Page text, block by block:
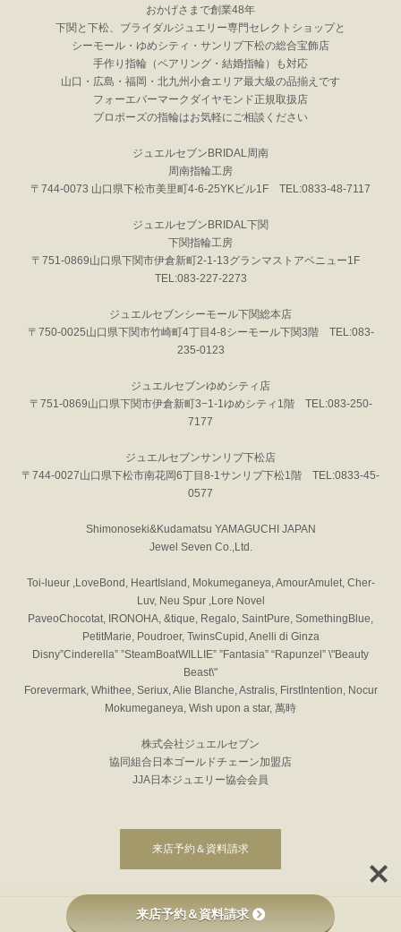
おかげさまで創業48年
下関と下松、ブライダルジュエリー専門セレクトショップと
シーモール・ゆめシティ・サンリブ下松の総合宝飾店
手作り指輪（ペアリング・結婚指輪）も対応
山口・広島・福岡・北九州小倉エリア最大級の品揃えです
フォーエバーマークダイヤモンド正規取扱店
プロポーズの指輪はお気軽にご相談ください
ジュエルセブンBRIDAL周南
周南指輪工房
〒744-0073 山口県下松市美里町4-6-25YKビル1F TEL:0833-48-7117
ジュエルセブンBRIDAL下関
下関指輪工房
〒751-0869山口県下関市伊倉新町2-1-13グランマストアベニュー1F
TEL:083-227-2273
ジュエルセブンシーモール下関総本店
〒750-0025山口県下関市竹崎町4丁目4-8シーモール下関3階 TEL:083-
235-0123
ジュエルセブンゆめシティ店
〒751-0869山口県下関市伊倉新町3−1-1ゆめシティ1階 TEL:083-250-
7177
ジュエルセブンサンリブ下松店
〒744-0027山口県下松市南花岡6丁目8-1サンリブ下松1階 TEL:0833-45-
0577
Shimonoseki&Kudamatsu YAMAGUCHI JAPAN
Jewel Seven Co.,Ltd.
Toi-lueur ,LoveBond, HeartIsland, Mokumeganeya, AmourAmulet, Cher-
Luv, Neu Spur ,Lore Novel
PaveoChocotat, IRONOHA, &tique, Regalo, SaintPure, SomethingBlue,
PetitMarie, Poudroer, TwinsCupid, Anelli di Ginza
Disny”Cinderella” ”SteamBoatWILLIE” ”Fantasia” “Rapunzel” \"Beauty
Beast\"
Forevermark, Whithee, Seriux, Alie Blanche, Astralis, FirstIntention, Nocur
Mokumeganeya, Wish upon a star, 萬時
株式会社ジュエルセブン
協同組合日本ゴールドチェーン加盟店
JJA日本ジュエリー協会会員
来店予約＆資料請求
Copyright © JEWEL SEVEN All Rights Reserved.
来店予約＆資料請求